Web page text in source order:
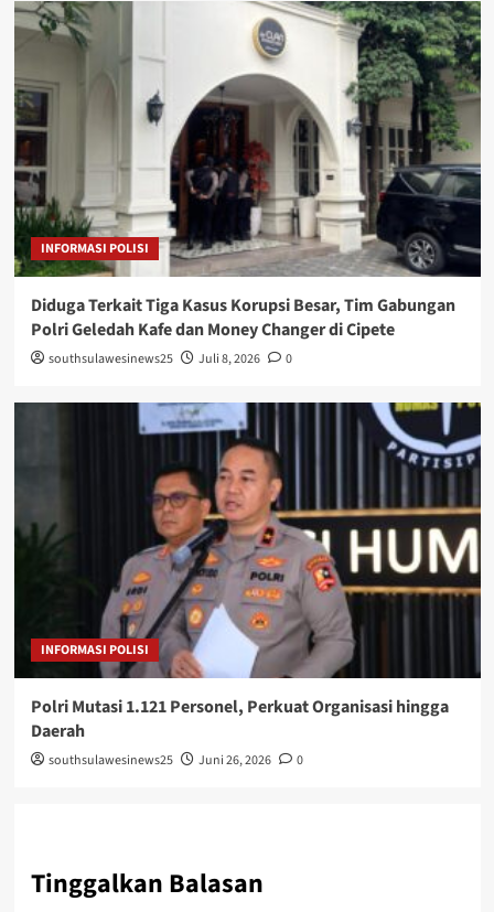
INFORMASI POLISI
Diduga Terkait Tiga Kasus Korupsi Besar, Tim Gabungan
Polri Geledah Kafe dan Money Changer di Cipete
southsulawesinews25 Juli 8, 2026 0
INFORMASI POLISI
Polri Mutasi 1.121 Personel, Perkuat Organisasi hingga
Daerah
southsulawesinews25 Juni 26, 2026 0
Tinggalkan Balasan